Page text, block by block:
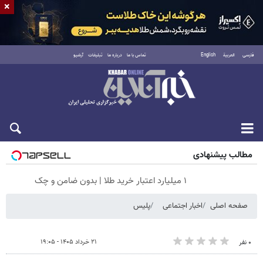
فارسی العربية English تماس با ما درباره ما تبلیغات آرشیو
پنجشنبه ۱۵ مرداد ۱۴۰۵
مطالب پیشنهادی
۱ میلیارد اعتبار خرید طلا | بدون ضامن و چک
صفحه اصلی اخبار اجتماعی پلیس
۰ نفر ۲۱ خرداد ۱۴۰۵ - ۱۹:۰۵
×